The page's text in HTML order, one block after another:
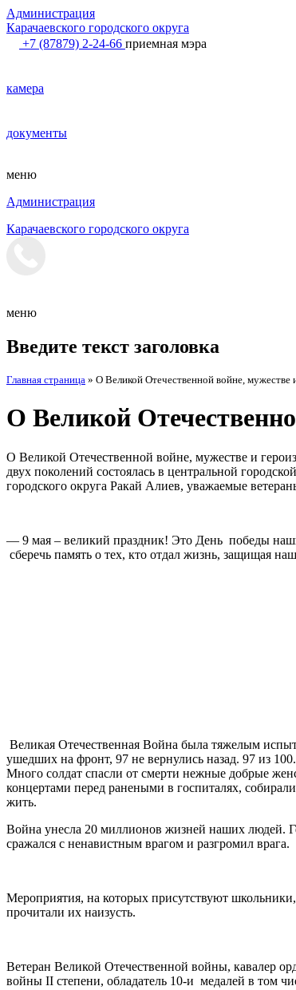
Администрация
Карачаевского городского округа
+7 (87879) 2-24-66 приемная мэра
камера
документы
меню
Администрация
Карачаевского городского округа
меню
Введите текст заголовка
Главная страница » О Великой Отечественной войне, мужестве
О Великой
О Великой Отечественной войне, мужестве и
двух поколений состоялась в центральной
городского округа Ракай Алиев, уважаемые
— 9 мая – великий праздник! Это День победы
сберечь память о тех, кто отдал жизнь, защищая
Великая Отечественная Война была тяжелым
ушедших на фронт, 97 не вернулись назад. 97 из
Много солдат спасли от смерти нежные добрые
концертами перед ранеными в госпиталях,
жить.
Война унесла 20 миллионов жизней наших людей.
сражался с ненавистным врагом и разгромил врага.
Мероприятия, на которых присутствуют школьники,
прочитали их наизусть.
Ветеран Великой Отечественной войны, кавалер
войны II степени, обладатель 10-и медалей в том